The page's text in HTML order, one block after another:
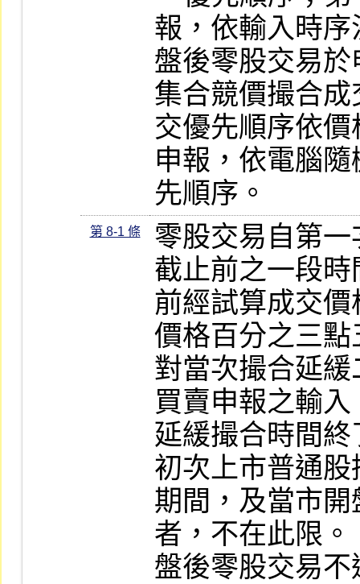
報，依輸入時
盤後零股交易
集合競價撮合
交優先順序依
申報，依電腦
先順序。
第 8-1 條
零股交易自第
截止前之一段
前經試算成交
價格百分之三
對當次撮合延
買賣申報之輸
延緩撮合時間
初次上市普通
期間，及當市
者，不在此限。
盤後零股交易